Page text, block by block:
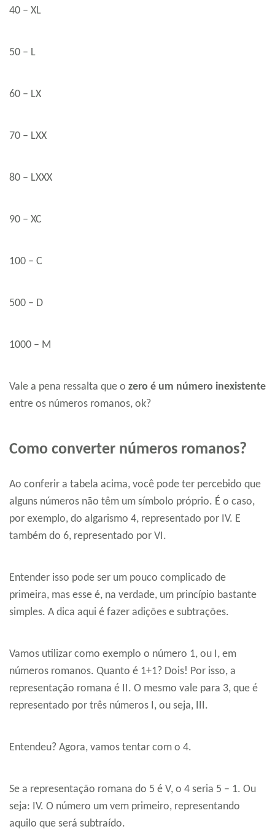
40 – XL
50 – L
60 – LX
70 – LXX
80 – LXXX
90 – XC
100 – C
500 – D
1000 – M
Vale a pena ressalta que o zero é um número inexistente
entre os números romanos, ok?
Como converter números romanos?
Ao conferir a tabela acima, você pode ter percebido que
alguns números não têm um símbolo próprio. É o caso,
por exemplo, do algarismo 4, representado por IV. E
também do 6, representado por VI.
Entender isso pode ser um pouco complicado de
primeira, mas esse é, na verdade, um princípio bastante
simples. A dica aqui é fazer adições e subtrações.
Vamos utilizar como exemplo o número 1, ou I, em
números romanos. Quanto é 1+1? Dois! Por isso, a
representação romana é II. O mesmo vale para 3, que é
representado por três números I, ou seja, III.
Entendeu? Agora, vamos tentar com o 4.
Se a representação romana do 5 é V, o 4 seria 5 – 1. Ou
seja: IV. O número um vem primeiro, representando
aquilo que será subtraído.